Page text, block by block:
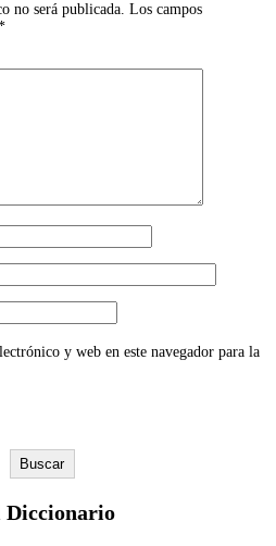
no será publicada. Los campos
y web en este navegador para la
Buscar
Diccionario